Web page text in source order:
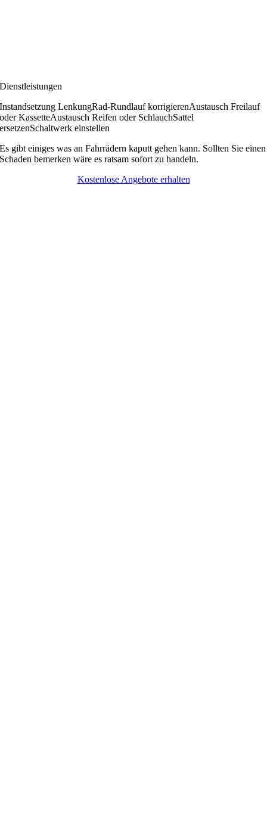
Dienstleistungen
Instandsetzung LenkungRad-Rundlauf korrigierenAustausch Freilauf
oder KassetteAustausch Reifen oder SchlauchSattel
ersetzenSchaltwerk einstellen
Es gibt einiges was an Fahrrädern kaputt gehen kann. Sollten Sie einen
Schaden bemerken wäre es ratsam sofort zu handeln.
Kostenlose Angebote erhalten